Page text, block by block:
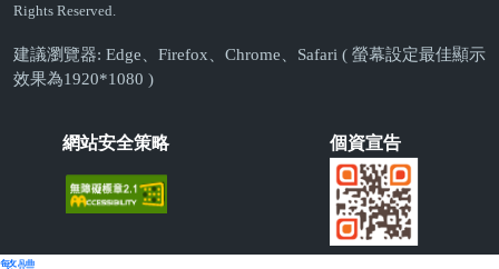
Rights Reserved.
建議瀏覽器: Edge、Firefox、Chrome、Safari ( 螢幕設定最佳顯示
效果為1920*1080 )
網站安全策略 個資宣告